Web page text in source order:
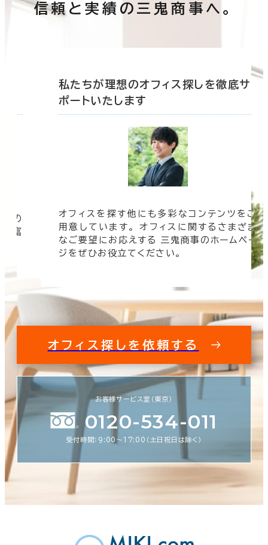
信頼と実績の三鬼商事へ。
の
豊富
私たちが理想のオフィス探しを徹底サ
ポートいたします
オフィスを探す他にも多彩なコンテンツをご
用意しています。 オフィスに関するさまざま
なご要望にお応えする 三鬼商事のホームペー
ジをぜひお役立てください。
オフィス探しを依頼する
お客様サービス室（東京）
0120-534-011
受付時間：9:00〜17:00（土日祝日は除く）